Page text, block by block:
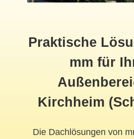
Praktische
mm für
Kirchheim
Die Dachlösungen von